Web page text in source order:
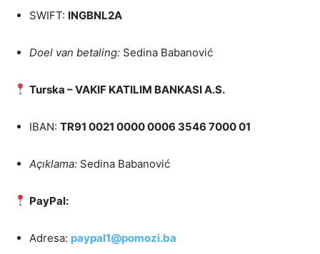
SWIFT: INGBNL2A
Doel van betaling: Sedina Babanović
Turska – VAKIF KATILIM BANKASI A.S.
IBAN: TR91 0021 0000 0006 3546 7000 01
Açıklama: Sedina Babanović
PayPal:
Adresa: paypal1@pomozi.ba